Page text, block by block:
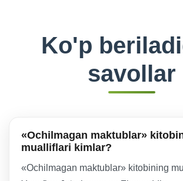
Ko'p
savollar
«Ochilmagan maktublar»
mualliflari kimlar?
«Ochilmagan maktublar» kitobining